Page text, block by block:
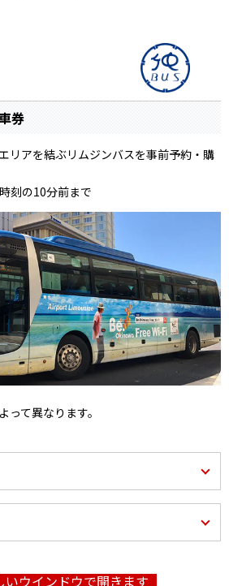
券
リアを結ぶリムジンバスを事前予約・購
刻の10分前まで
て異なります。